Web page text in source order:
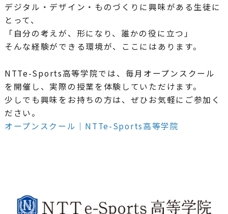
デジタル・デザイン・ものづくりに興味がある生徒に
とって、
「自分の考えが、形になり、誰かの役に立つ」
そんな経験ができる環境が、ここにはあります。
NTTe-Sports高等学院では、毎月オープンスクール
を開催し、実際の授業を体験していただけます。
少しでも興味をお持ちの方は、ぜひお気軽にご参加く
ださい。
オープンスクール｜NTTe-Sports高等学院